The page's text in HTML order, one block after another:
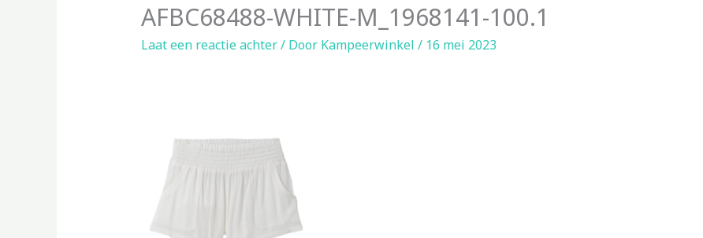
AFBC68488-WHITE-M_1968141-100.1
Laat een reactie achter/ Door Kampeerwinkel / 16 mei 2023